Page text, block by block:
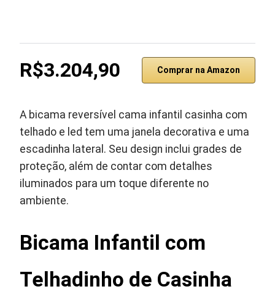
R$3.204,90 Comprar na Amazon
A bicama reversível cama infantil casinha com
telhado e led tem uma janela decorativa e uma
escadinha lateral. Seu design inclui grades de
proteção, além de contar com detalhes
iluminados para um toque diferente no
ambiente.
Bicama Infantil com
Telhadinho de Casinha